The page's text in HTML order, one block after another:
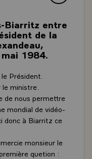
Biarritz entre
de la
1984.
Président.
ministre.
de nous permettre
mondial de vidéo-
donc à Biarritz ce
monsieur le
quetion :